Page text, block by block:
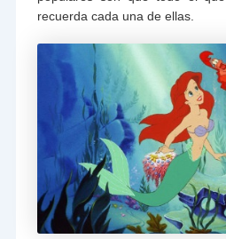
recuerda cada una de ellas.